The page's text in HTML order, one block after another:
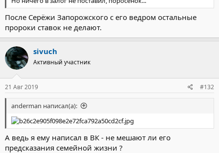
После Серёжи Запорожского с его ведром остальные
пророки ставок не делают.
sivuch
Активный участник
21 Авг 2019 #132
anderman написал(а):
А ведь я ему написал в ВК - не мешают ли его
предсказания семейной жизни ?